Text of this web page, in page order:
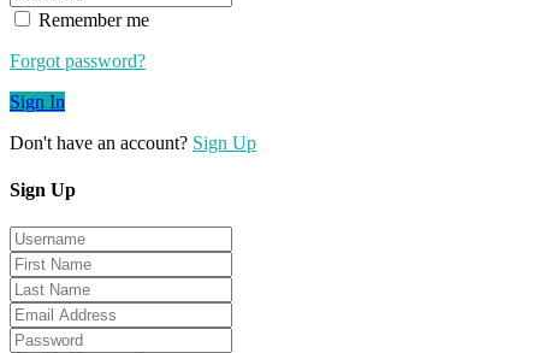
Remember me
Forgot password?
Sign In
Don't have an account? Sign Up
Sign Up